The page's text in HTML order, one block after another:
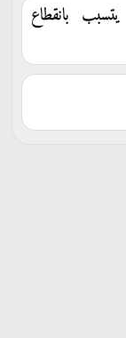
بانقطاع